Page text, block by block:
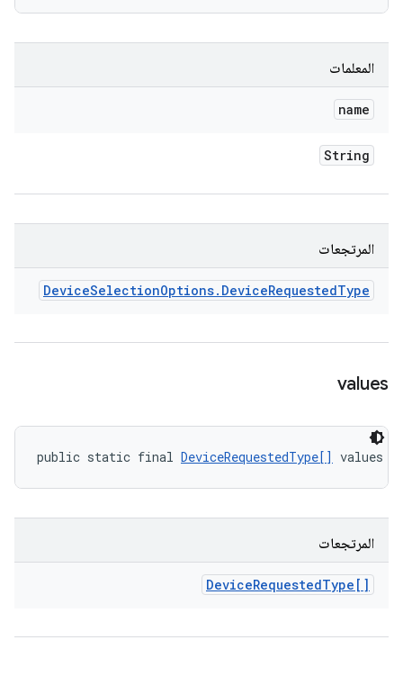
المعلمات
name
String
المرتجعات
DeviceSelectionOptions. DeviceRequestedType
values
public static final DeviceRequestedType[] values
المرتجعات
DeviceRequestedType[]